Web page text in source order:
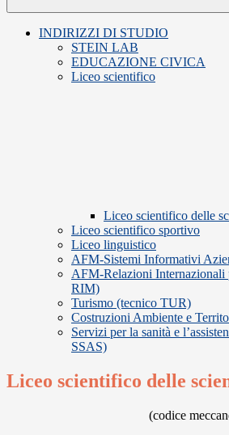
INDIRIZZI DI STUDIO
STEIN LAB
EDUCAZIONE CIVICA
Liceo scientifico
Liceo scientifico delle
Liceo scientifico sportivo
Liceo linguistico
AFM-Sistemi Informativi
AFM-Relazioni
RIM)
Turismo (tecnico TUR)
Costruzioni Ambiente e
Servizi per la sanità e
SSAS)
Liceo scientifico delle
(codice